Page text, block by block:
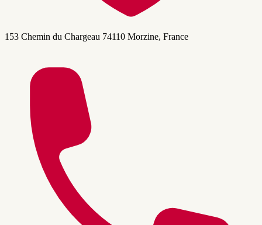
153 Chemin du Chargeau 74110 Morzine, France